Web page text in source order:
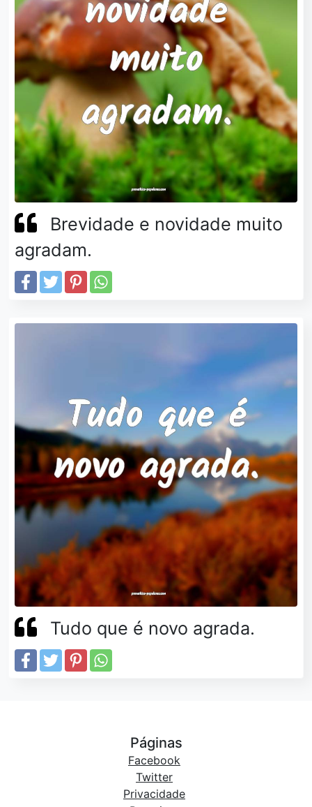
Brevidade e novidade muito
agradam.
Tudo que é novo agrada.
Páginas
Facebook
Twitter
Privacidade